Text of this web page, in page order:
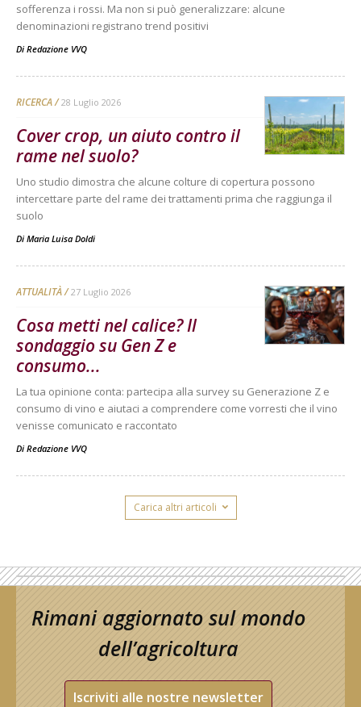
sofferenza i rossi. Ma non si può generalizzare: alcune
denominazioni registrano trend positivi
Di Redazione VVQ
RICERCA 28 Luglio 2026
Cover crop, un aiuto contro il
rame nel suolo?
Uno studio dimostra che alcune colture di copertura possono
intercettare parte del rame dei trattamenti prima che raggiunga il
suolo
Di Maria Luisa Doldi
ATTUALITÀ 27 Luglio 2026
Cosa metti nel calice? Il
sondaggio su Gen Z e
consumo...
La tua opinione conta: partecipa alla survey su Generazione Z e
consumo di vino e aiutaci a comprendere come vorresti che il vino
venisse comunicato e raccontato
Di Redazione VVQ
Carica altri articoli
Rimani aggiornato sul mondo
dell’agricoltura
Iscriviti alle nostre newsletter